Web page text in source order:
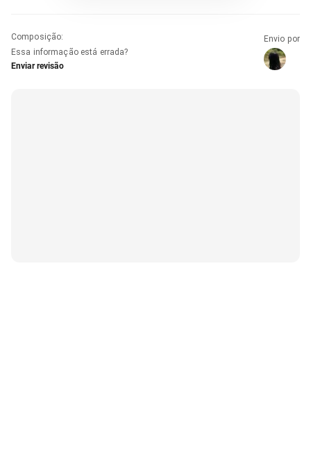
Composição:
Essa informação está errada?
Enviar revisão
Envio por